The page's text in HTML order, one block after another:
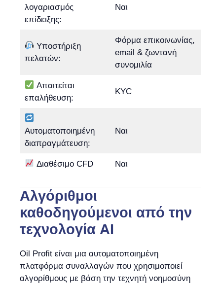
λογαριασμός
επίδειξης:
Ναι
Υποστήριξη
πελατών:
Φόρμα επικοινωνίας,
email & ζωντανή
συνομιλία
Απαιτείται
επαλήθευση:
KYC
Αυτοματοποιημένη
διαπραγμάτευση:
Ναι
Διαθέσιμο CFD Ναι
Αλγόριθμοι
καθοδηγούμενοι από την
τεχνολογία AI
Oil Profit είναι μια αυτοματοποιημένη
πλατφόρμα συναλλαγών που χρησιμοποιεί
αλγορίθμους με βάση την τεχνητή νοημοσύνη